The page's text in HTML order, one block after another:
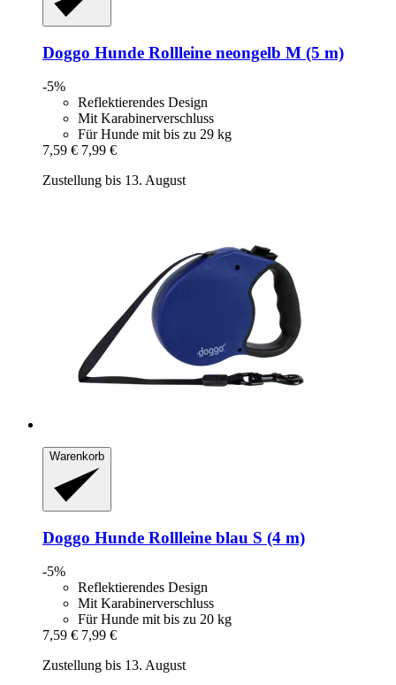
Doggo Hunde Rollleine neongelb M (5 m)
-5%
Reflektierendes Design
Mit Karabinerverschluss
Für Hunde mit bis zu 29 kg
7,59 € 7,99 €
Zustellung bis 13. August
Warenkorb
Doggo Hunde Rollleine blau S (4 m)
-5%
Reflektierendes Design
Mit Karabinerverschluss
Für Hunde mit bis zu 20 kg
7,59 € 7,99 €
Zustellung bis 13. August